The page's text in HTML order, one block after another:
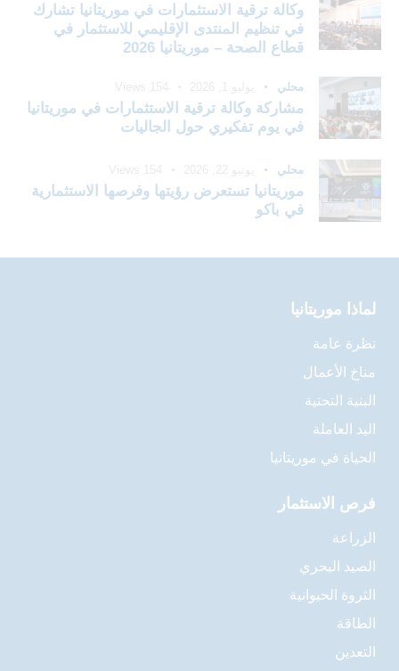
وكالة ترقية الاستثمارات في موريتانيا تشارك
في تنظيم المنتدى الإقليمي للاستثمار في
قطاع الصحة – موريتانيا 2026
محلي
مشاركة وكالة ترقية الاستثمارات في موريتانيا
في يوم تفكيري حول الجاليات
محلي
موريتانيا تستعرض رؤيتها وفرصها الاستثمارية
في باكو
لماذا موريتانيا
نظرة عامة
مناخ الأعمال
البنية التحتية
اليد العاملة
الحياة في موريتانيا
فرص الاستثمار
الزراعة
الصيد البحري
الثروة الحيوانية
الطاقة
التعدين